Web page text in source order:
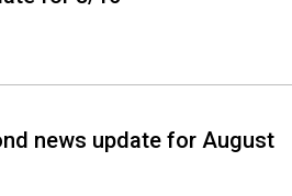
news update for August